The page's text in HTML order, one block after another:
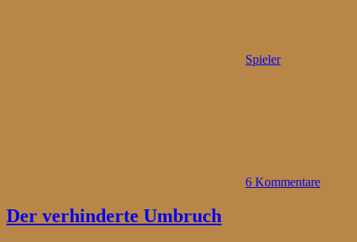
Spieler
6 Kommentare
Der verhinderte Umbruch